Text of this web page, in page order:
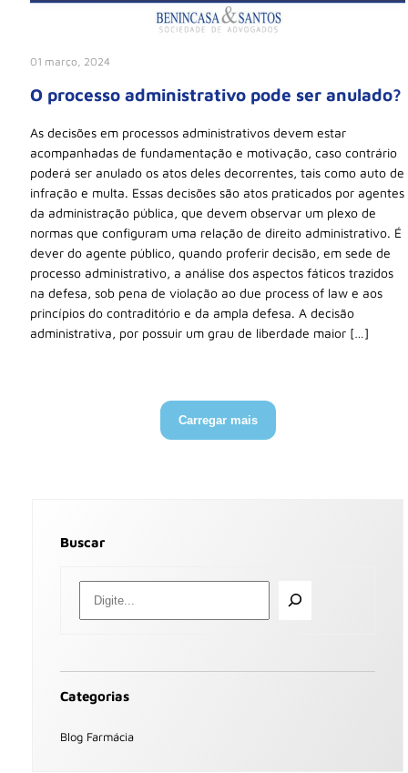
01 março, 2024
O processo administrativo pode ser anulado?
As decisões em processos administrativos devem estar
acompanhadas de fundamentação e motivação, caso contrário
poderá ser anulado os atos deles decorrentes, tais como auto de
infração e multa. Essas decisões são atos praticados por agentes
da administração pública, que devem observar um plexo de
normas que configuram uma relação de direito administrativo. É
dever do agente público, quando proferir decisão, em sede de
processo administrativo, a análise dos aspectos fáticos trazidos
na defesa, sob pena de violação ao due process of law e aos
princípios do contraditório e da ampla defesa. A decisão
administrativa, por possuir um grau de liberdade maior […]
Carregar mais
Buscar
Categorias
Blog Farmácia